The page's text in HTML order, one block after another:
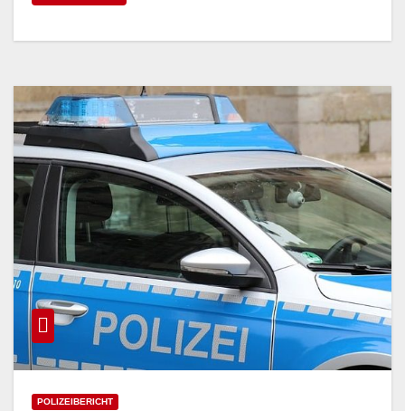
POLIZEIBERICHT